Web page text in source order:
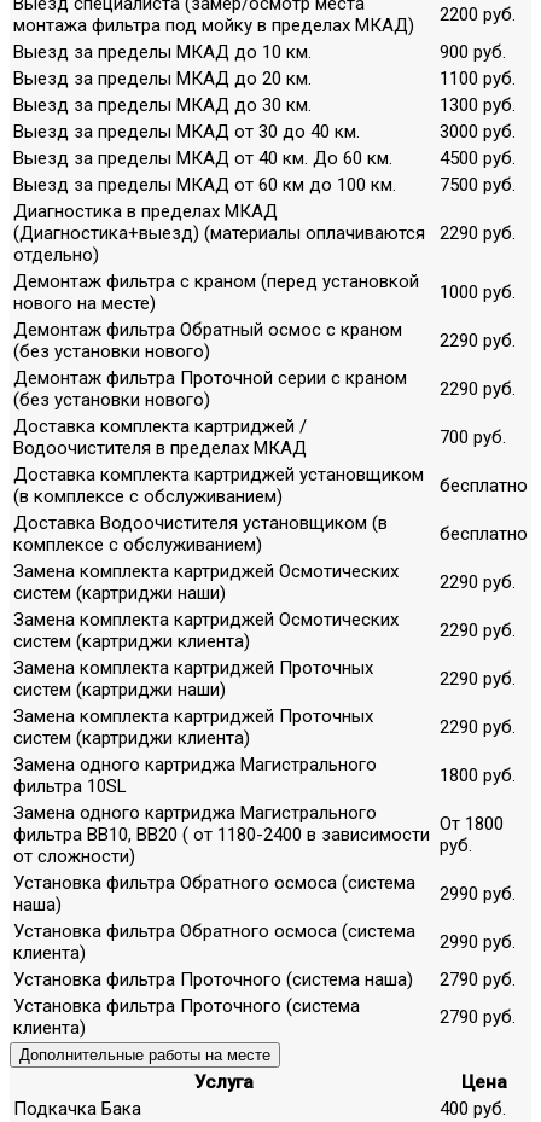
монтажа фильтра под мойку в пределах МКАД)
2200 руб.
Выезд за пределы МКАД до 10 км.
900 руб.
Выезд за пределы МКАД до 20 км.
1100 руб.
Выезд за пределы МКАД до 30 км.
1300 руб.
Выезд за пределы МКАД от 30 до 40 км.
3000 руб.
Выезд за пределы МКАД от 40 км. До 60 км.
4500 руб.
Выезд за пределы МКАД от 60 км до 100 км.
7500 руб.
Диагностика в пределах МКАД
(Диагностика+выезд) (материалы оплачиваются
отдельно)
2290 руб.
Демонтаж фильтра с краном (перед установкой
нового на месте)
1000 руб.
Демонтаж фильтра Обратный осмос с краном
(без установки нового)
2290 руб.
Демонтаж фильтра Проточной серии с краном
(без установки нового)
2290 руб.
Доставка комплекта картриджей /
Водоочистителя в пределах МКАД
700 руб.
Доставка комплекта картриджей установщиком
(в комплексе с обслуживанием)
бесплатно
Доставка Водоочистителя установщиком (в
комплексе с обслуживанием)
бесплатно
Замена комплекта картриджей Осмотических
систем (картриджи наши)
2290 руб.
Замена комплекта картриджей Осмотических
систем (картриджи клиента)
2290 руб.
Замена комплекта картриджей Проточных
систем (картриджи наши)
2290 руб.
Замена комплекта картриджей Проточных
систем (картриджи клиента)
2290 руб.
Замена одного картриджа Магистрального
фильтра 10SL
1800 руб.
Замена одного картриджа Магистрального
фильтра ВВ10, ВВ20 ( от 1180-2400 в зависимости
от сложности)
От 1800
руб.
Установка фильтра Обратного осмоса (система
наша)
2990 руб.
Установка фильтра Обратного осмоса (система
клиента)
2990 руб.
Установка фильтра Проточного (система наша)
2790 руб.
Установка фильтра Проточного (система
клиента)
2790 руб.
Дополнительные работы на месте
Услуга
Цена
Подкачка Бака
400 руб.